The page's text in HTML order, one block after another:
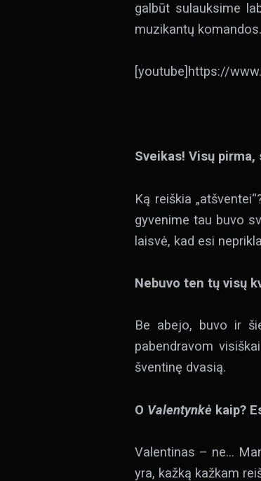
galbūt sulauksime
muzikantų
[youtube]https://
Sveikas! Visų
Ką reiškia
gyvenime tau buvo
laisvė, kad esi
Nebuvo ten tų visų
Be abejo, buvo ir
pabendravom
šventinę dvasią.
O Valentynkė kaip?
Valentinas – ne…
yra, kažką kažkam